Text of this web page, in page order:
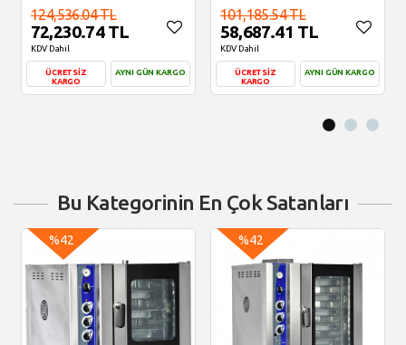
124,536.04 TL
72,230.74 TL
KDV Dahil
ÜCRETSİZ
KARGO
AYNI GÜN KARGO
101,185.54 TL
58,687.41 TL
KDV Dahil
ÜCRETSİZ
KARGO
AYNI GÜN KARGO
Bu Kategorinin En Çok Satanları
%42 %42